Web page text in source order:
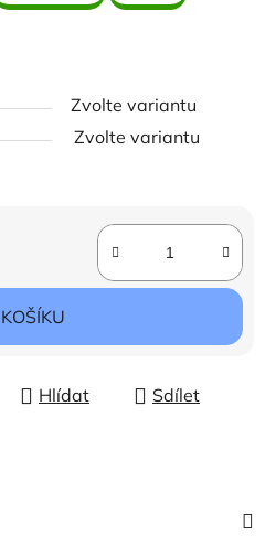
Zvolte variantu
Zvolte variantu
Hlídat Sdílet